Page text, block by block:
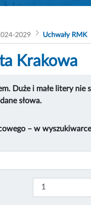
2029 Uchwały RMK
Krakowa
Duże i małe litery nie
słowa.
– w